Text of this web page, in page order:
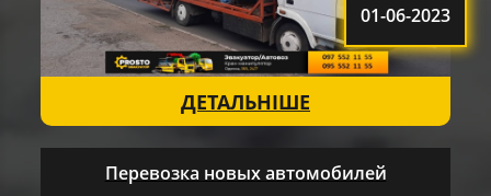
01-06-2023
ДЕТАЛЬНІШЕ
Перевозка новых автомобилей